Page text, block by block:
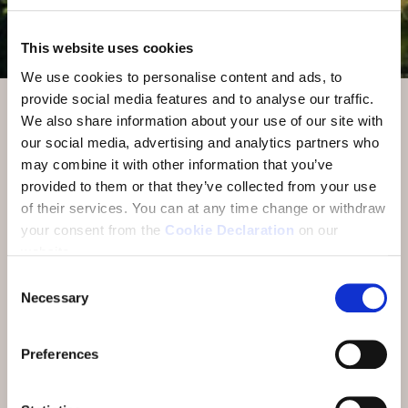
This website uses cookies
We use cookies to personalise content and ads, to
provide social media features and to analyse our traffic.
We also share information about your use of our site with
our social media, advertising and analytics partners who
may combine it with other information that you’ve
provided to them or that they’ve collected from your use
of their services. You can at any time change or withdraw
your consent from the Cookie Declaration on our
Selection
Necessary
Preferences
BELVEDERE HOTEL FAMILIE - VACANZAS PUR
Unsere Ziele und Werte
Wir sind eines der führenden innovativen und
Ferienerlebnisse im einzigartigen Engadin. Dafür
Engadiner Sgraffitos, wie man sie im Dorf auf